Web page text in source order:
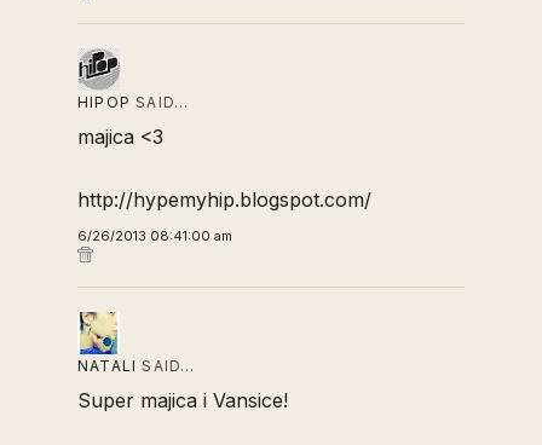
HIPOP SAID…
majica <3
http://hypemyhip.blogspot.com/
6/26/2013 08:41:00 am
NATALI SAID…
Super majica i Vansice!